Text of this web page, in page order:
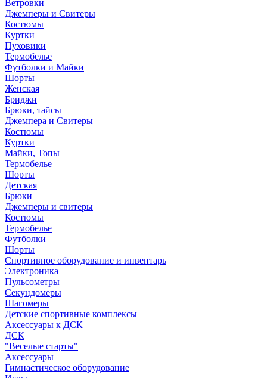
Ветровки
Джемперы и Свитеры
Костюмы
Куртки
Пуховики
Термобелье
Футболки и Майки
Шорты
Женская
Бриджи
Брюки, тайсы
Джемпера и Свитеры
Костюмы
Куртки
Майки, Топы
Термобелье
Шорты
Детская
Брюки
Джемперы и свитеры
Костюмы
Термобелье
Футболки
Шорты
Спортивное оборудование и инвентарь
Электроника
Пульсометры
Секундомеры
Шагомеры
Детские спортивные комплексы
Аксессуары к ДСК
ДСК
"Веселые старты"
Аксессуары
Гимнастическое оборудование